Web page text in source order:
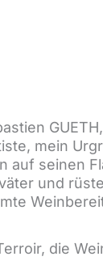
mein
auf seinen
und
die